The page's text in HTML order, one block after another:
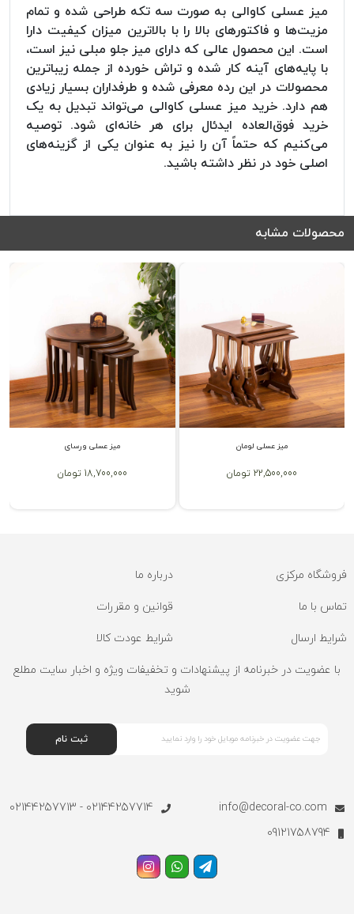
میز عسلی کاوالی به صورت سه تکه طراحی شده و تمام
مزیت‌ها و فاکتورهای بالا را با بالاترین میزان کیفیت دارا
است. این محصول عالی که دارای میز جلو مبلی نیز است،
با پایه‌های آینه کار شده و تراش خورده از جمله زیباترین
محصولات در این رده معرفی شده و طرفداران بسیار زیادی
هم دارد. خرید میز عسلی کاوالی می‌تواند تبدیل به یک
خرید فوق‌العاده ایدئال برای هر خانه‌ای شود. توصیه
می‌کنیم که حتماً آن را نیز به عنوان یکی از گزینه‌های
اصلی خود در نظر داشته باشید.
محصولات مشابه
میز عسلی ورسای
18,700,000 تومان
میز عسلی لومان
22,500,000 تومان
فروشگاه مرکزی درباره ما
تماس با ما قوانین و مقررات
شرایط ارسال شرایط عودت کالا
با عضویت در خبرنامه از پیشنهادات و تخفیفات ویژه و اخبار سایت مطلع
شوید
ثبت نام
info@decoral-co.com
02144257714 - 02144257713
09121758794